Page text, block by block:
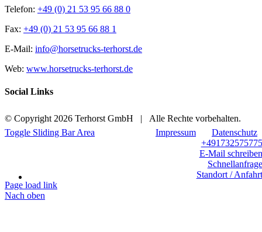
Telefon: +49 (0) 21 53 95 66 88 0
Fax: +49 (0) 21 53 95 66 88 1
E-Mail: info@horsetrucks-terhorst.de
Web: www.horsetrucks-terhorst.de
Social Links
© Copyright 2026 Terhorst GmbH | Alle Rechte vorbehalten.
Impressum
Datenschutz
Toggle Sliding Bar Area
+491732575775
E-Mail schreiben
Schnellanfrage
Standort / Anfahrt
Page load link
Nach oben